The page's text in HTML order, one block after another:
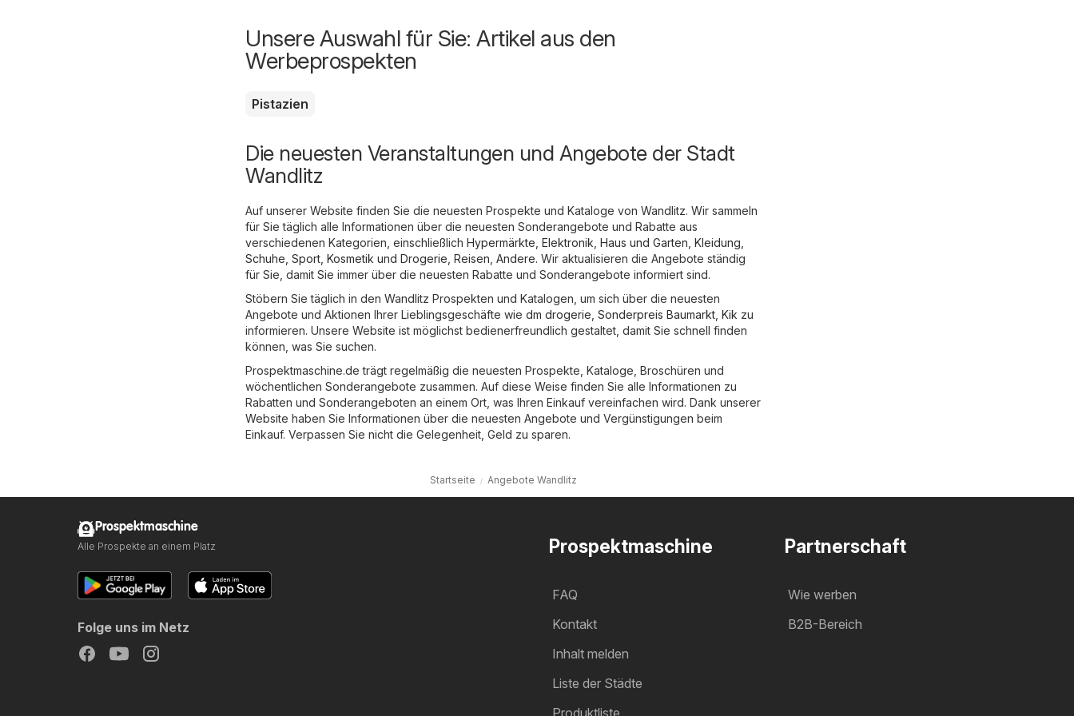
Unsere Auswahl für Sie: Artikel aus den
Werbeprospekten
Pistazien
Die neuesten Veranstaltungen und Angebote der Stadt
Wandlitz
Auf unserer Website finden Sie die neuesten Prospekte und Kataloge von Wandlitz. Wir sammeln
für Sie täglich alle Informationen über die neuesten Sonderangebote und Rabatte aus
verschiedenen Kategorien, einschließlich Hypermärkte Elektronik Haus und Garten Kleidung,
Schuhe, Sport Kosmetik und Drogerie Reisen Andere. Wir aktualisieren die Angebote ständig
für Sie, damit Sie immer über die neuesten Rabatte und Sonderangebote informiert sind.
Stöbern Sie täglich in den Wandlitz Prospekten und Katalogen, um sich über die neuesten
Angebote und Aktionen Ihrer Lieblingsgeschäfte wie dm drogerie Sonderpreis Baumarkt Kik zu
informieren. Unsere Website ist möglichst bedienerfreundlich gestaltet, damit Sie schnell finden
können, was Sie suchen.
Prospektmaschine.de trägt regelmäßig die neuesten Prospekte, Kataloge, Broschüren und
wöchentlichen Sonderangebote zusammen. Auf diese Weise finden Sie alle Informationen zu
Rabatten und Sonderangeboten an einem Ort, was Ihren Einkauf vereinfachen wird. Dank unserer
Website haben Sie Informationen über die neuesten Angebote und Vergünstigungen beim
Einkauf. Verpassen Sie nicht die Gelegenheit, Geld zu sparen.
Startseite Angebote Wandlitz
Prospektmaschine
FAQ
Kontakt
Inhalt melden
Liste der Städte
Partnerschaft
Wie werben
B2B-Bereich
Prospektmaschine
Alle Prospekte an einem Platz
Folge uns im Netz